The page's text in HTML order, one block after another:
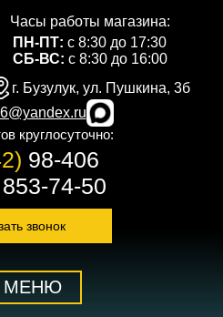
Часы работы магазина:
ПН-ПТ: с 8:30 до 17:30
СБ-ВС: с 8:30 до 16:00
г. Бузулук, ул. Пушкина, 3б
круглосуточно:
98-406
853-74-50
звонок
МЕНЮ